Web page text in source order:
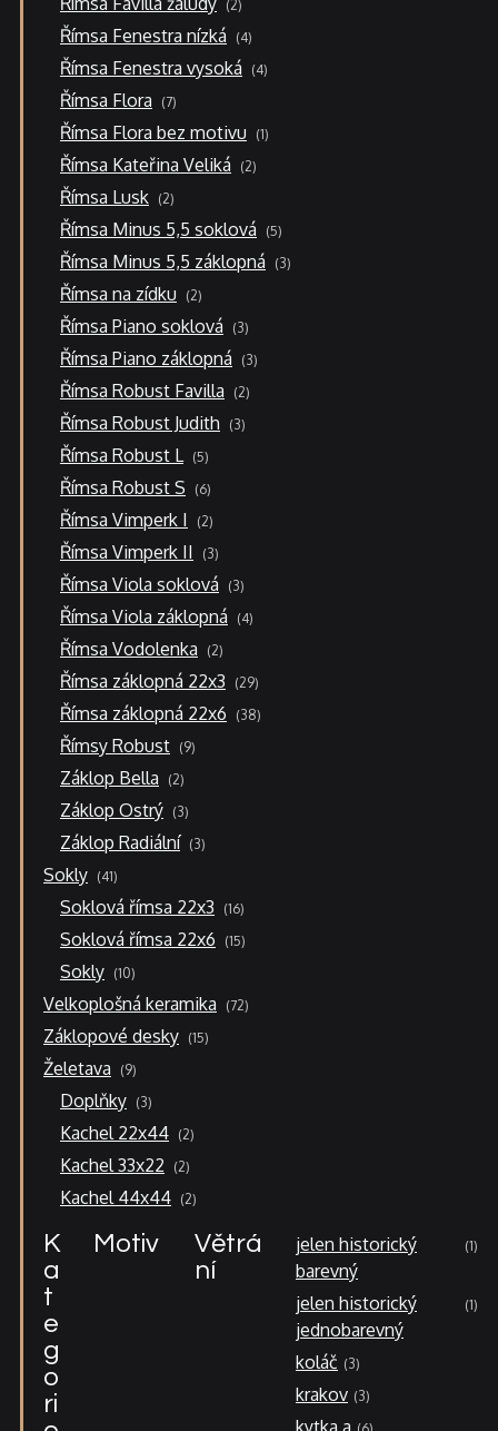
K
a
t
e
g
o
ri
2
produkty
Římsa Fenestra nízká 44
produkty
Římsa Fenestra vysoká 44
produkty
Římsa Flora 77
produktů
Římsa Flora bez motivu 11
produkt
Římsa Kateřina Veliká 22
produkty
Římsa Lusk 22
produkty
Římsa Minus 5,5 soklová 55
produktů
Římsa Minus 5,5 záklopná 33
produkty
Římsa na zídku 22
produkty
Římsa Piano soklová 33
produkty
Římsa Piano záklopná 33
produkty
Římsa Robust Favilla 22
produkty
Římsa Robust Judith 33
produkty
Římsa Robust L 55
produktů
Římsa Robust S 66
produktů
Římsa Vimperk I 22
produkty
Římsa Vimperk II 33
produkty
Římsa Viola soklová 33
produkty
Římsa Viola záklopná 44
produkty
Římsa Vodolenka 22
produkty
Římsa záklopná 22x3 2929
produktů
Římsa záklopná 22x6 3838
produktů
Římsy Robust 99
produktů
Záklop Bella 22
produkty
Záklop Ostrý 33
produkty
Záklop Radiální 33
produkty
Sokly 4141
produktů
Soklová římsa 22x3 1616
produktů
Soklová římsa 22x6 1515
produktů
Sokly 1010
produktů
Velkoplošná keramika 7272
produktů
Záklopové desky 1515
produktů
Želetava 99
produktů
Doplňky 33
produkty
Kachel 22x44 22
produkty
Kachel 33x22 22
produkty
Kachel 44x44 22
produkty
Motiv
Větrá
ní
jelen historický
barevný
1
jelen historický
jednobarevný
1
koláč 3
krakov 3
kytka a